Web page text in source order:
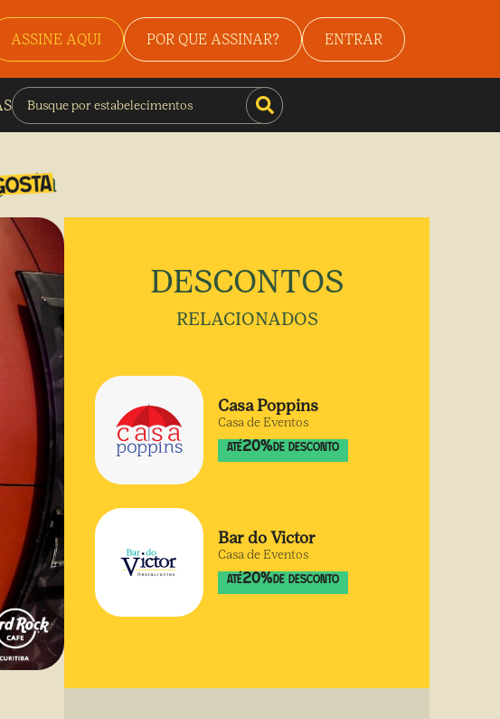
ASSINE AQUI POR QUE ASSINAR? ENTRAR
DESCONTOS
RELACIONADOS
Casa Poppins
Casa de Eventos
ATÉ20%DE DESCONTO
Bar do Victor
Casa de Eventos
ATÉ20%DE DESCONTO